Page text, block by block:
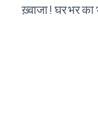
ख़्वाजा ! घर भर का